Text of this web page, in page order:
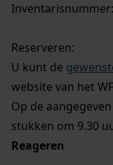
Reserveren:
U kunt de
website van het
Op de
stukken om 9.30
Reageren